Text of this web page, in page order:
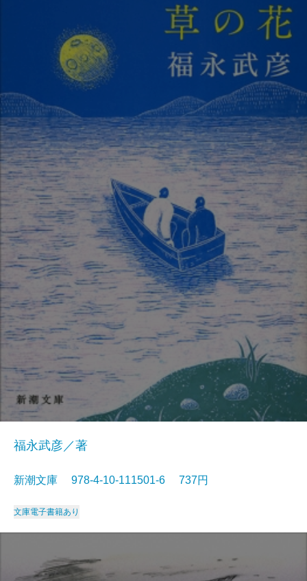
福永武彦／著
新潮文庫 978-4-10-111501-6 737円
文庫電子書籍あり